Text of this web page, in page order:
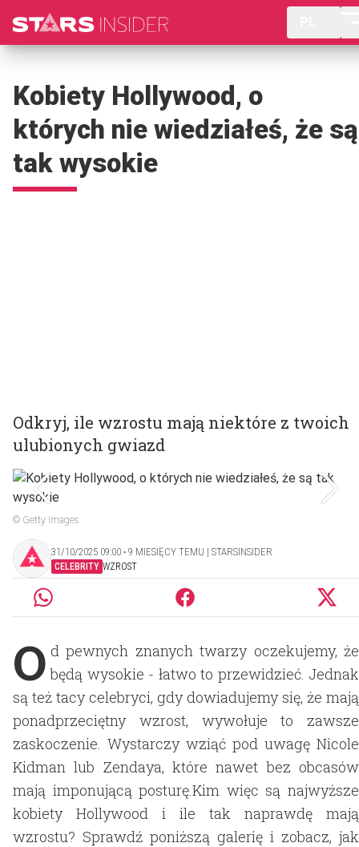
Kobiety Hollywood, o
których nie wiedziałeś, że są
tak wysokie
Odkryj, ile wzrostu mają niektóre z twoich
ulubionych gwiazd
© Getty Images
31/10/2025 09:00 ‧ 9 MIESIĘCY TEMU | STARSINSIDER
CELEBRITY WZROST
O d pewnych znanych twarzy oczekujemy, że
będą wysokie - łatwo to przewidzieć. Jednak
są też tacy celebryci, gdy dowiadujemy się, że mają
ponadprzeciętny wzrost, wywołuje to zawsze
zaskoczenie. Wystarczy wziąć pod uwagę Nicole
Kidman lub Zendaya, które nawet bez obcasów
mają imponującą posturę.Kim więc są najwyższe
kobiety Hollywood i ile tak naprawdę mają
wzrostu? Sprawdź poniższą galerię i zobacz, jak